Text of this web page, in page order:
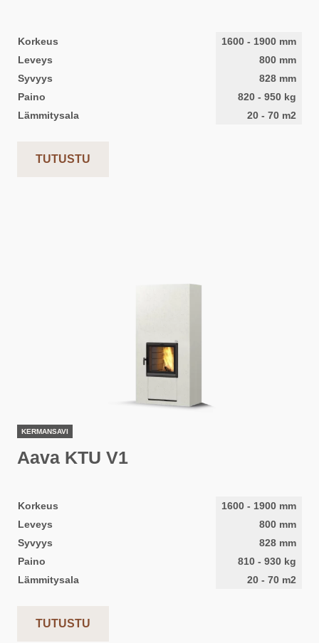
Korkeus 1600 - 1900 mm
Leveys
800 mm
Syvyys
828 mm
Paino
820 - 950 kg
Lämmitysala
20 - 70 m2
TUTUSTU
KERMANSAVI
Aava KTU V1
Korkeus 1600 - 1900 mm
Leveys
800 mm
Syvyys
828 mm
Paino
810 - 930 kg
Lämmitysala
20 - 70 m2
TUTUSTU